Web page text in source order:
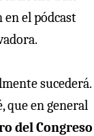
en el pódcast
sucederá.
que en general
del Congreso